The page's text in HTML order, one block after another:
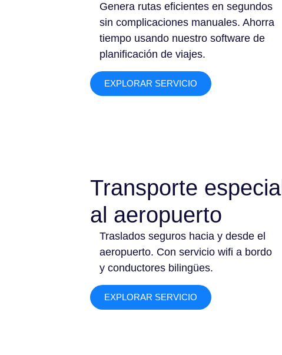
Genera rutas eficientes en segundos
sin complicaciones manuales. Ahorra
tiempo usando nuestro software de
planificación de viajes.
EXPLORAR SERVICIO
Transporte especial
al aeropuerto
Traslados seguros hacia y desde el
aeropuerto. Con servicio wifi a bordo
y conductores bilingües.
EXPLORAR SERVICIO